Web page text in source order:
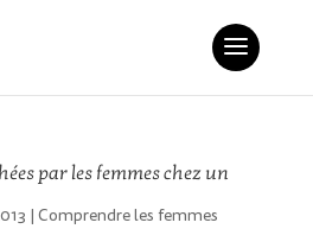
par les femmes chez un
| Comprendre les femmes